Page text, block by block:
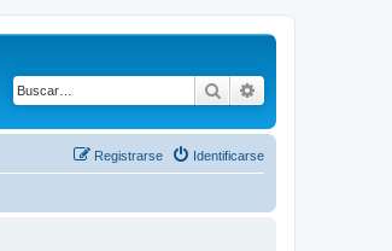
Buscar
Identificarse
Registrarse